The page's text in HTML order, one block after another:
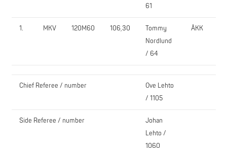
61
1. MKV 120M60 106,30
Tommy
Nordlund
/ 64
ÅKK
Chief Referee / number
Ove Lehto
/ 1105
Side Referee / number
Johan
Lehto /
1060